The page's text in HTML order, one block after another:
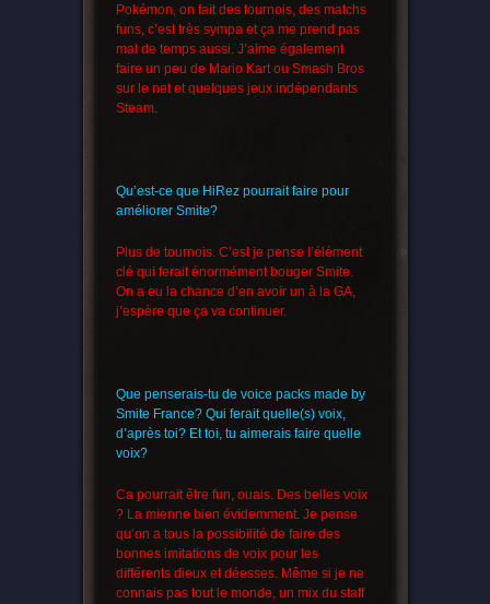
Pokémon, on fait des tournois, des matchs
funs, c’est très sympa et ça me prend pas
mal de temps aussi. J’aime également
faire un peu de Mario Kart ou Smash Bros
sur le net et quelques jeux indépendants
Steam.
Qu’est-ce que HiRez pourrait faire pour
améliorer Smite?
Plus de tournois. C’est je pense l’élément
clé qui ferait énormément bouger Smite.
On a eu la chance d’en avoir un à la GA,
j’espère que ça va continuer.
Que penserais-tu de voice packs made by
Smite France? Qui ferait quelle(s) voix,
d’après toi? Et toi, tu aimerais faire quelle
voix?
Ca pourrait être fun, ouais. Des belles voix
? La mienne bien évidemment. Je pense
qu’on a tous la possibilité de faire des
bonnes imitations de voix pour les
différents dieux et déesses. Même si je ne
connais pas tout le monde, un mix du staff